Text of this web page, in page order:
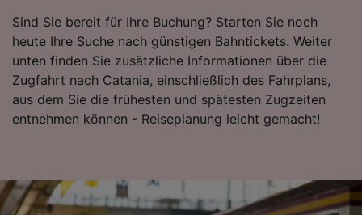
Sind Sie bereit für Ihre Buchung? Starten Sie noch
heute Ihre Suche nach günstigen Bahntickets. Weiter
unten finden Sie zusätzliche Informationen über die
Zugfahrt nach Catania, einschließlich des Fahrplans,
aus dem Sie die frühesten und spätesten Zugzeiten
entnehmen können - Reiseplanung leicht gemacht!
Entwicklung und Verbesserung von
Angeboten.
Liste der Partner (Lieferanten)